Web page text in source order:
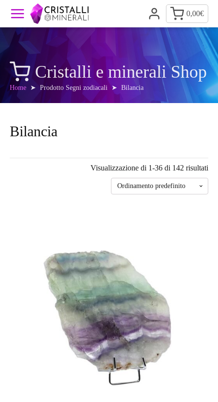
0,00€
Cristalli e minerali Shop
Home ➤ Prodotto Segni zodiacali ➤ Bilancia
Bilancia
Visualizzazione di 1-36 di 142 risultati